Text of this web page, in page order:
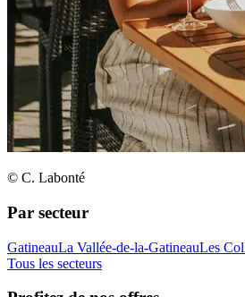
© C. Labonté
Par secteur
GatineauLa Vallée-de-la-GatineauLes
Tous les secteurs